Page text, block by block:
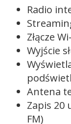
Radio
Złącze
Wyjście
Antena
Zapis 20
FM)